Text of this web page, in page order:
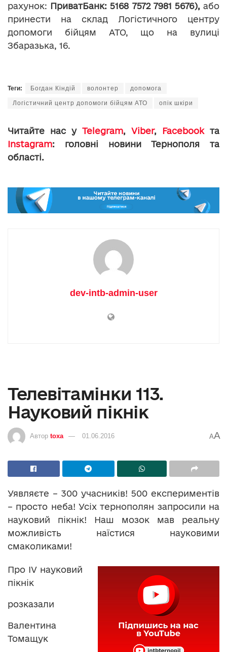
рахунок: ПриватБанк: 5168 7572 7981 5676), або
принести на склад Логістичного центру
допомоги бійцям АТО, що на вулиці
Збаразька, 16.
Теги: Богдан Кіндій волонтер допомога
Логістичний центр допомоги бійцям АТО опік шкіри
Читайте нас у Telegram, Viber, Facebookта
Instagram: головні новини Тернополя та
області.
dev-intb-admin-user
Телевітамінки 113.
Науковий пікнік
Автор toxa 01.06.2016 AA
Уявляєте – 300 учасників! 500 експериментів
– просто неба! Усіх тернополян запросили на
науковий пікнік! Наш мозок мав реальну
можливість наїстися науковими
смаколиками!
Про IV науковий
пікнік
розказали
Валентина
Томащук